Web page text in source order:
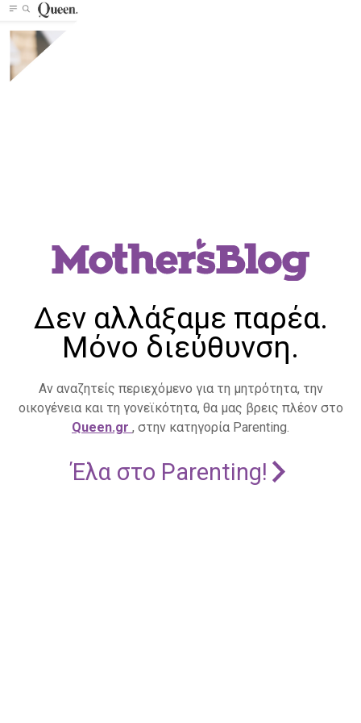
Δεν αλλάξαμε παρέα.
Μόνο διεύθυνση.
Αν αναζητείς περιεχόμενο για τη μητρότητα, την
οικογένεια και τη γονεϊκότητα, θα μας βρεις πλέον στο
Queen.gr , στην κατηγορία Parenting.
Έλα στο Parenting!